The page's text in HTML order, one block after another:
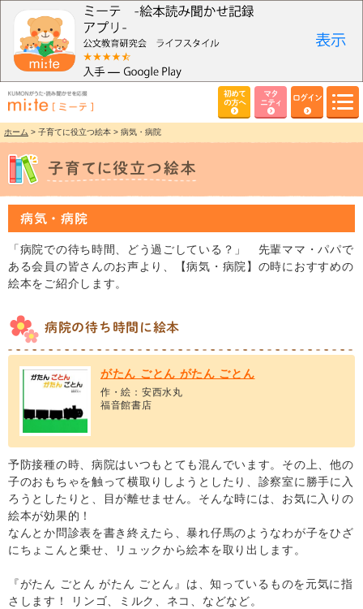
初めて
の方へ
マタ
ニティ
ログイン
ホーム > 子育てに役立つ絵本 > 病気・病院
病気・病院
「病院での待ち時間、どう過ごしている？」 先輩ママ・パパで
ある会員の皆さんのお声より、【病気・病院】の時におすすめの
絵本をご紹介します。
病院の待ち時間に絵本
がたん ごとん がたん ごとん
作・絵：安西水丸
福音館書店
予防接種の時、病院はいつもとても混んでいます。その上、他の
子のおもちゃを触って横取りしようとしたり、診察室に勝手に入
ろうとしたりと、目が離せません。そんな時には、お気に入りの
絵本が効果的！
なんとか問診表を書き終えたら、暴れ仔馬のようなわが子をひざ
にちょこんと乗せ、リュックから絵本を取り出します。
『がたん ごとん がたん ごとん』は、知っているものを元気に指
さします！ リンゴ、ミルク、ネコ、などなど。